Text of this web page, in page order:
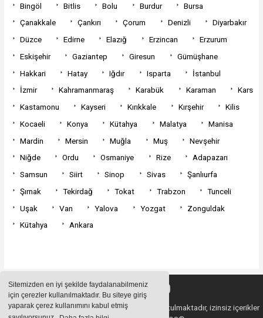
Sitemizden en iyi şekilde faydalanabilmeniz
için çerezler kullanılmaktadır. Bu siteye giriş
yaparak çerez kullanımını kabul etmiş
Bingöl
Bitlis Bolu Burdur
Bursa
Çanakkale
Çankırı Çorum Denizli
Diyarbakır
Düzce
Edirne Elazığ Erzincan
Erzurum
Eskişehir
Gaziantep Giresun
Gümüşhane
Hakkari
Hatay Iğdır Isparta
İstanbul
İzmir
Kahramanmaraş Karabük Karaman
Kars
Kastamonu
Kayseri Kırıkkale Kırşehir
Kilis
Kocaeli
Konya Kütahya Malatya
Manisa
Mardin
Mersin Muğla Muş
Nevşehir
Niğde
Ordu Osmaniye Rize
Adapazarı
Samsun
Siirt Sinop Sivas
Şanlıurfa
Şırnak
Tekirdağ Tokat Trabzon
Tunceli
Uşak
Van Yalova Yozgat
Zonguldak
Kütahya
Ankara
Sitemizde bulunan içeriklerin tüm hakları saklı tutulmaktadır, izinsiz içerikler